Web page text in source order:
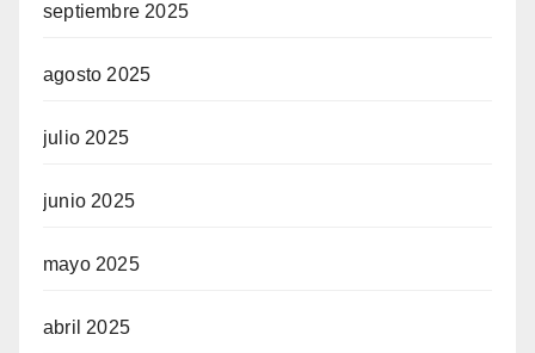
septiembre 2025
agosto 2025
julio 2025
junio 2025
mayo 2025
abril 2025